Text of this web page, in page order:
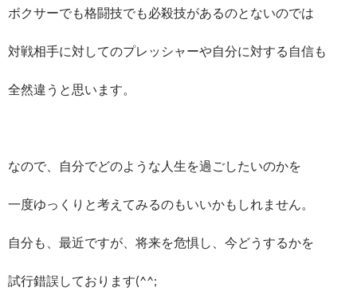
ボクサーでも格闘技でも必殺技があるのとないのでは
対戦相手に対してのプレッシャーや自分に対する自信も
全然違うと思います。
なので、自分でどのような人生を過ごしたいのかを
一度ゆっくりと考えてみるのもいいかもしれません。
自分も、最近ですが、将来を危惧し、今どうするかを
試行錯誤しております(^^;